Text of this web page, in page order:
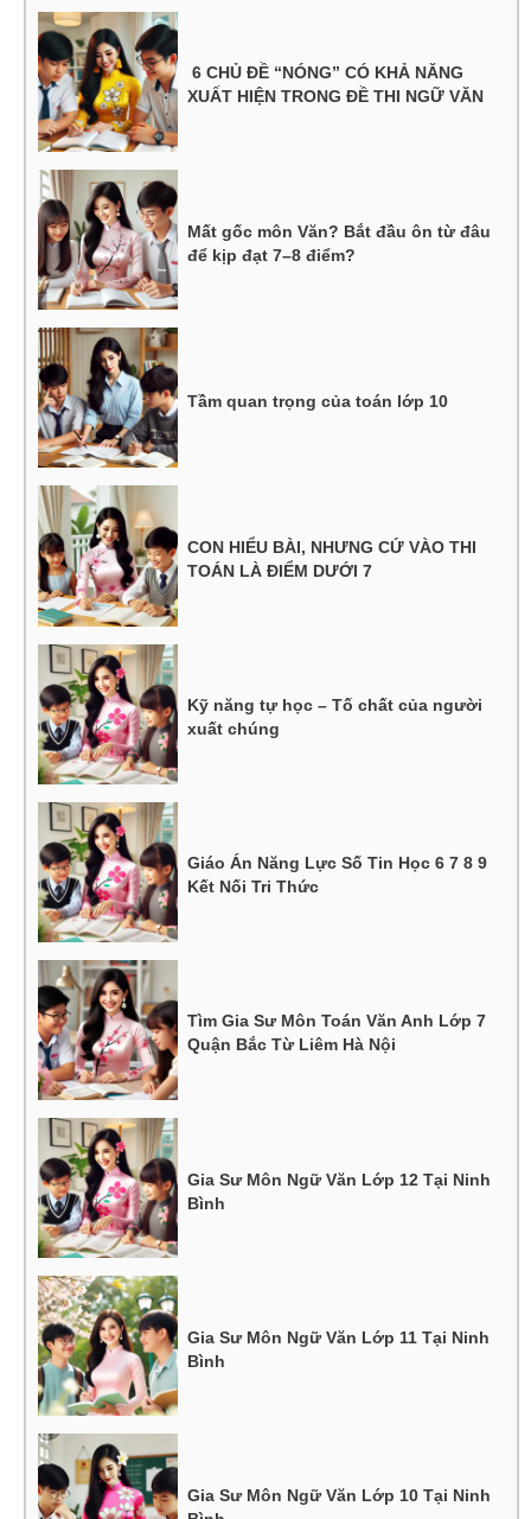
6 CHỦ ĐỀ “NÓNG” CÓ KHẢ NĂNG
XUẤT HIỆN TRONG ĐỀ THI NGỮ VĂN
Mất gốc môn Văn? Bắt đầu ôn từ đâu
để kịp đạt 7–8 điểm?
Tầm quan trọng của toán lớp 10
CON HIỂU BÀI, NHƯNG CỨ VÀO THI
TOÁN LÀ ĐIỂM DƯỚI 7
Kỹ năng tự học – Tố chất của người
xuất chúng
Giáo Án Năng Lực Số Tin Học 6 7 8 9
Kết Nối Tri Thức
Tìm Gia Sư Môn Toán Văn Anh Lớp 7
Quận Bắc Từ Liêm Hà Nội
Gia Sư Môn Ngữ Văn Lớp 12 Tại Ninh
Bình
Gia Sư Môn Ngữ Văn Lớp 11 Tại Ninh
Bình
Gia Sư Môn Ngữ Văn Lớp 10 Tại Ninh